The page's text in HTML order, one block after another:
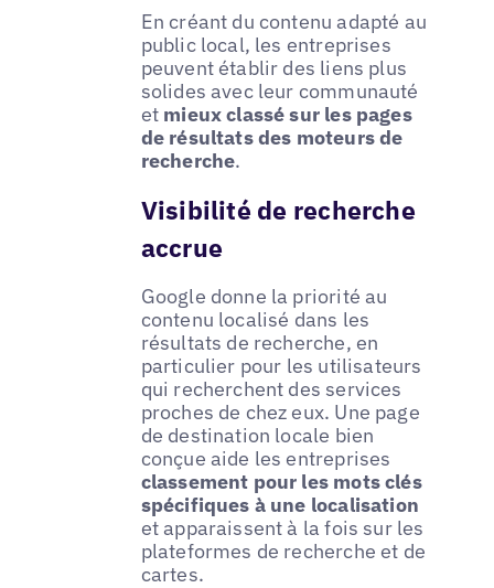
En créant du contenu adapté au
public local, les entreprises
peuvent établir des liens plus
solides avec leur communauté
et mieux classé sur les pages
de résultats des moteurs de
recherche.
Visibilité de recherche
accrue
Google donne la priorité au
contenu localisé dans les
résultats de recherche, en
particulier pour les utilisateurs
qui recherchent des services
proches de chez eux. Une page
de destination locale bien
conçue aide les entreprises
classement pour les mots clés
spécifiques à une localisation
et apparaissent à la fois sur les
plateformes de recherche et de
cartes.